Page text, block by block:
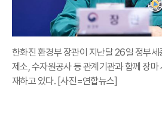
한화진 환경부 장관이 지난달 26일 정부
제소, 수자원공사 등 관계기관과 함께 장
재하고 있다. [사진=연합뉴스]